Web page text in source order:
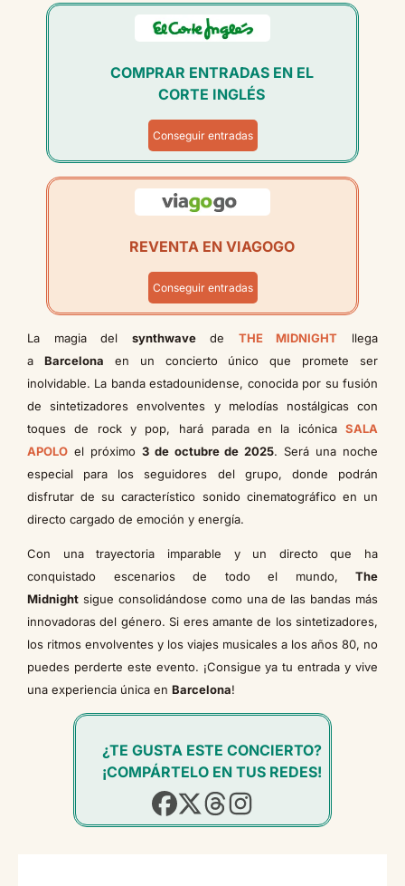
COMPRAR ENTRADAS EN EL
CORTE INGLÉS
Conseguir entradas
REVENTA EN VIAGOGO
Conseguir entradas
La magia del synthwavede THE MIDNIGHT llega
a Barcelona en un concierto único que promete ser
inolvidable. La banda estadounidense, conocida por su fusión
de sintetizadores envolventes y melodías nostálgicas con
toques de rock y pop, hará parada en la icónica SALA
APOLO el próximo 3 de octubre de 2025. Será una noche
especial para los seguidores del grupo, donde podrán
disfrutar de su característico sonido cinematográfico en un
directo cargado de emoción y energía.
Con una trayectoria imparable y un directo que ha
conquistado escenarios de todo el mundo, The
Midnight sigue consolidándose como una de las bandas más
innovadoras del género. Si eres amante de los sintetizadores,
los ritmos envolventes y los viajes musicales a los años 80, no
puedes perderte este evento. ¡Consigue ya tu entrada y vive
una experiencia única en Barcelona!
¿TE GUSTA ESTE CONCIERTO?
¡COMPÁRTELO EN TUS REDES!